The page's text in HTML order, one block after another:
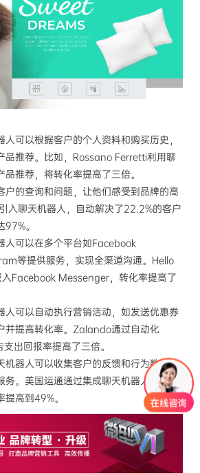
人可以根据客户的个人资料和购买历史，
品推荐。比如，Rossano Ferretti利用聊
推荐，将转化率提高了三倍。
户的查询和问题，让他们感受到品牌的高
入聊天机器人，自动解决了22.2%的客户
。
人可以在多个平台如Facebook
等提供服务，实现全渠道沟通。Hello
Facebook Messenger，转化率提高了
人可以自动执行营销活动，如发送优惠券
并提高转化率。Zalando通过自动化
出回报率提高了三倍。
机器人可以收集客户的反馈和行为数据，
务。美国运通通过集成聊天机器人到短信
高到49%。